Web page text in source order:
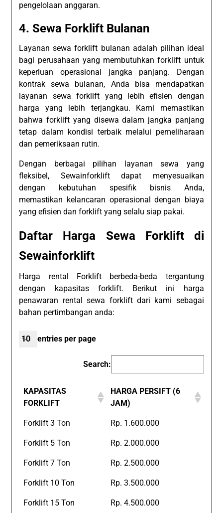
pengelolaan anggaran.
4. Sewa Forklift Bulanan
Layanan sewa forklift bulanan adalah pilihan ideal
bagi perusahaan yang membutuhkan forklift untuk
keperluan operasional jangka panjang. Dengan
kontrak sewa bulanan, Anda bisa mendapatkan
layanan sewa forklift yang lebih efisien dengan
harga yang lebih terjangkau. Kami memastikan
bahwa forklift yang disewa dalam jangka panjang
tetap dalam kondisi terbaik melalui pemeliharaan
dan pemeriksaan rutin.
Dengan berbagai pilihan layanan sewa yang
fleksibel, Sewainforklift dapat menyesuaikan
dengan kebutuhan spesifik bisnis Anda,
memastikan kelancaran operasional dengan biaya
yang efisien dan forklift yang selalu siap pakai.
Daftar Harga Sewa Forklift di
Sewainforklift
Harga rental Forklift berbeda-beda tergantung
dengan kapasitas forklift. Berikut ini harga
penawaran rental sewa forklift dari kami sebagai
bahan pertimbangan anda:
entries per page
Search:
KAPASITAS
FORKLIFT
HARGA PERSIFT (6
JAM)
Forklift 3 Ton Rp. 1.600.000
Forklift 5 Ton Rp. 2.000.000
Forklift 7 Ton Rp. 2.500.000
Forklift 10 Ton Rp. 3.500.000
Forklift 15 Ton Rp. 4.500.000